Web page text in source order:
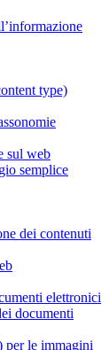
type)
sul web
semplice
dei contenuti
elettronici
documenti
per le immagini